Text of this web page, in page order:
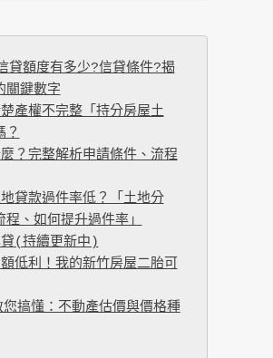
貸額度有多少?信貸條件?揭
關鍵數字
產權不完整「持分房屋土
？
？完整解析申請條件、流程
貸款過件率低？「土地分
、如何提升過件率」
(持續更新中)
低利！我的新竹房屋二胎可
搞懂：不動產估價與價格種